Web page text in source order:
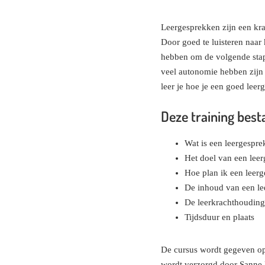
Leergesprekken zijn een
Door goed te luisteren naar
hebben om de volgende
veel autonomie hebben
leer je hoe je een goed
Deze training
Wat is een
Het doel van een
Hoe plan ik een
De inhoud van een
De
Tijdsduur en plaats
De cursus wordt gegeven